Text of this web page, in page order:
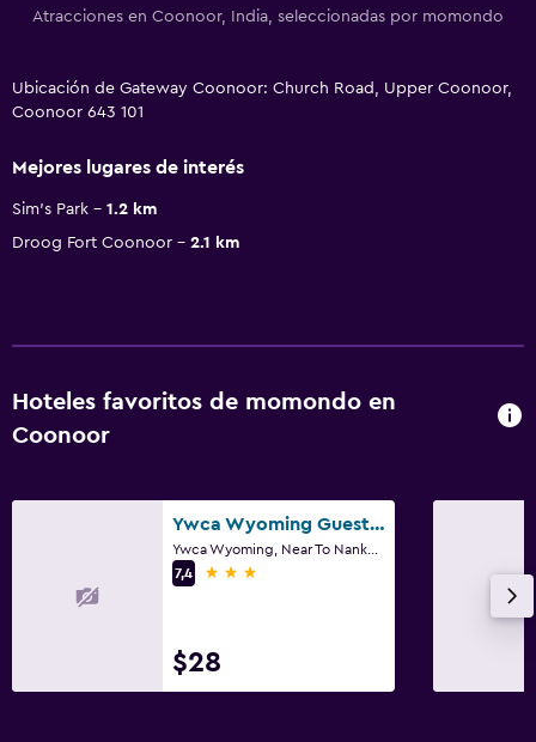
Atracciones en Coonoor, India, seleccionadas por momondo
Ubicación de Gateway Coonoor: Church Road, Upper Coonoor,
Coonoor 643 101
Mejores lugares de interés
Sim's Park
1.2 km
Droog Fort Coonoor
2.1 km
Hoteles favoritos de momondo en
Coonoor
Ywca Wyoming Guesthouse
7,4
3 estrellas
$28